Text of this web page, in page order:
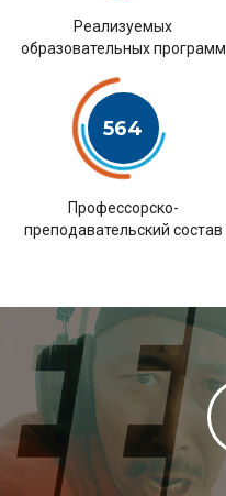
Pеализуемых
образовательных программ
564
Профессорско-
преподавательский состав